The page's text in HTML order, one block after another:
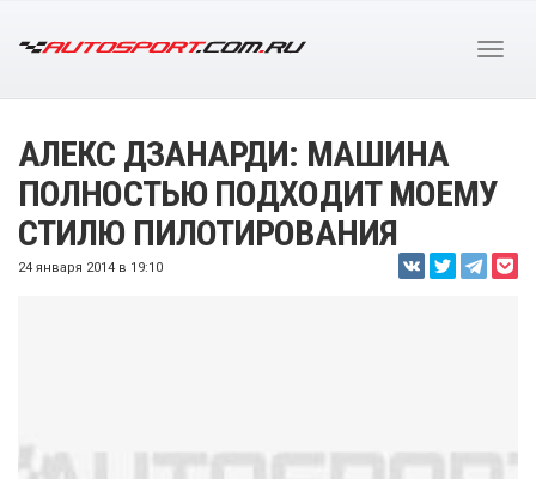
АЛЕКС ДЗАНАРДИ: МАШИНА
ПОЛНОСТЬЮ ПОДХОДИТ МОЕМУ
СТИЛЮ ПИЛОТИРОВАНИЯ
24 января 2014 в 19:10